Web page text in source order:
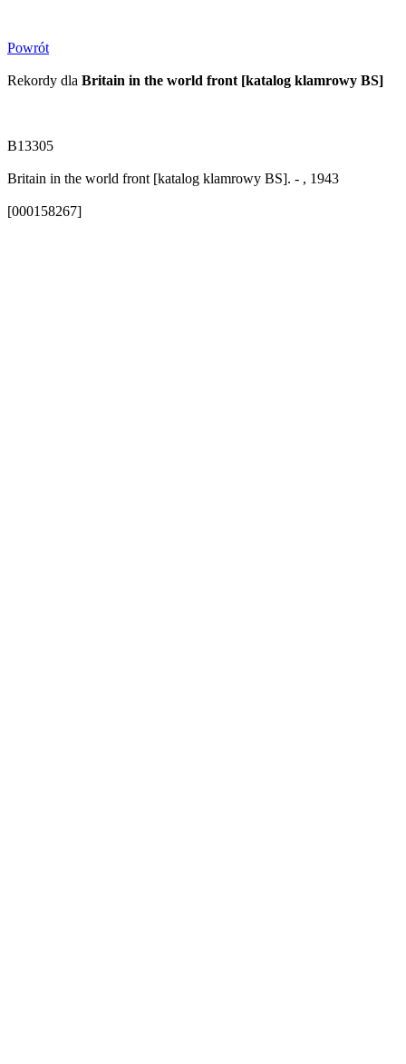
Powrót
Rekordy dla Britain in the world front [katalog klamrowy BS]
B13305
Britain in the world front [katalog klamrowy BS]. - , 1943
[000158267]